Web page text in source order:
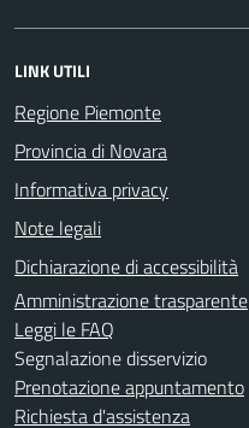
LINK UTILI
Regione Piemonte
Provincia di Novara
Informativa privacy
Note legali
Dichiarazione di accessibilità
Amministrazione trasparente
Leggi le FAQ
Segnalazione disservizio
Prenotazione appuntamento
Richiesta d'assistenza